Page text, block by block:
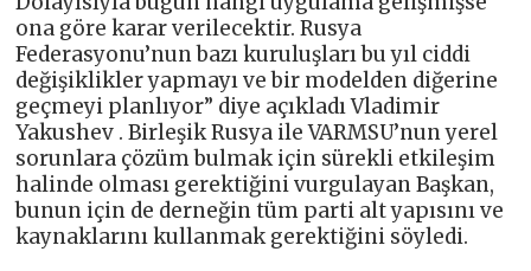
ona göre karar verilecektir. Rusya
Federasyonu’nun bazı kuruluşları bu yıl ciddi
değişiklikler yapmayı ve bir modelden diğerine
geçmeyi planlıyor” diye açıkladı Vladimir
Yakushev . Birleşik Rusya ile VARMSU’nun yerel
sorunlara çözüm bulmak için sürekli etkileşim
halinde olması gerektiğini vurgulayan Başkan,
bunun için de derneğin tüm parti alt yapısını ve
kaynaklarını kullanmak gerektiğini söyledi.